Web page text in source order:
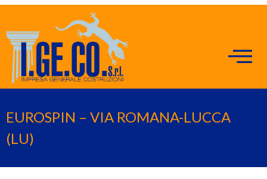
EUROSPIN – VIA ROMANA-LUCCA
(LU)